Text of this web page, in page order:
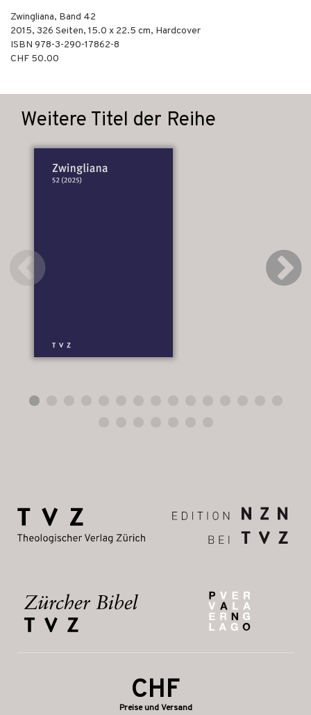
Zwingliana, Band 42
2015, 326 Seiten, 15.0 x 22.5 cm, Hardcover
ISBN 978-3-290-17862-8
CHF 50.00
Weitere Titel der Reihe
CHF
Preise und Versand